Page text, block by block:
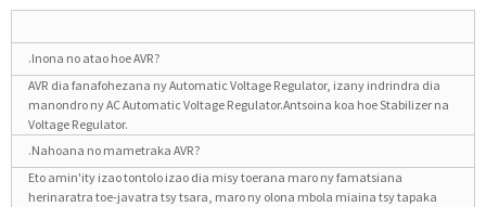
.Inona no atao hoe AVR?
AVR dia fanafohezana ny Automatic Voltage Regulator, izany indrindra dia
manondro ny AC Automatic Voltage Regulator.Antsoina koa hoe Stabilizer na
Voltage Regulator.
.Nahoana no mametraka AVR?
Eto amin'ity izao tontolo izao dia misy toerana maro ny famatsiana
herinaratra toe-javatra tsy tsara, maro ny olona mbola miaina tsy tapaka